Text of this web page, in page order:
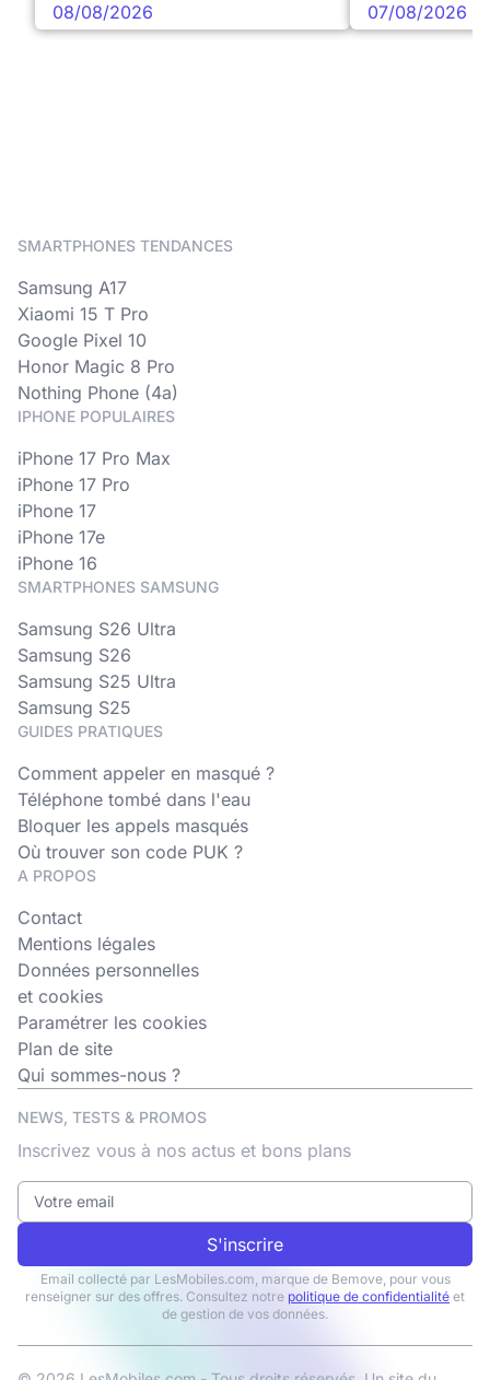
08/08/2026 07/08/2026
SMARTPHONES TENDANCES
Samsung A17
Xiaomi 15 T Pro
Google Pixel 10
Honor Magic 8 Pro
Nothing Phone (4a)
IPHONE POPULAIRES
iPhone 17 Pro Max
iPhone 17 Pro
iPhone 17
iPhone 17e
iPhone 16
SMARTPHONES SAMSUNG
Samsung S26 Ultra
Samsung S26
Samsung S25 Ultra
Samsung S25
GUIDES PRATIQUES
Comment appeler en masqué ?
Téléphone tombé dans l'eau
Bloquer les appels masqués
Où trouver son code PUK ?
A PROPOS
Contact
Mentions légales
Données personnelles
et cookies
Paramétrer les cookies
Plan de site
Qui sommes-nous ?
NEWS, TESTS & PROMOS
Inscrivez vous à nos actus et bons plans
S'inscrire
Email collecté par LesMobiles.com, marque de Bemove, pour vous
renseigner sur des offres. Consultez notre politique de confidentialité et
de gestion de vos données.